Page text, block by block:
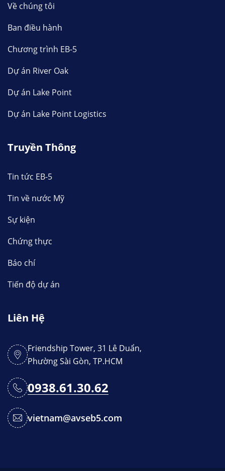
Về chúng tôi
Ban điều hành
Chương trình EB-5
Dự án River Oak
Dự án Lake Point
Dự án Lake Point Logistics
Truyền Thông
Tin tức EB-5
Tin về nước Mỹ
Sự kiện
Chứng thực
Báo chí
Tiến độ dự án
Liên Hệ
Friendship Tower, 31 Lê Duẩn,
Phường Sài Gòn, TP.HCM
0938.61.30.62
vietnam@avseb5.com